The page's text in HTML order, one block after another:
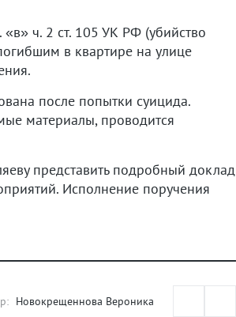
ч. 2 ст. 105 УК РФ (убийство
в квартире на улице
после попытки суицида.
материалы, проводится
представить подробный доклад
Исполнение поручения
Новокрещеннова Вероника